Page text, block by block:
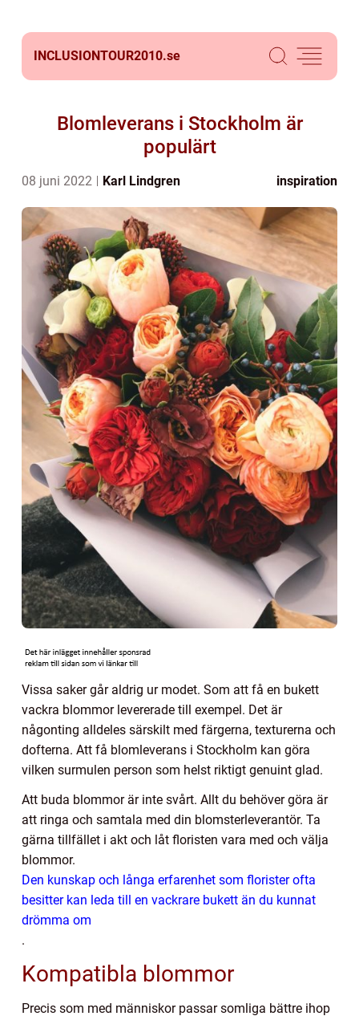
INCLUSIONTOUR2010.se
Blomleverans i Stockholm är
populärt
08 juni 2022 Karl Lindgren inspiration
Vissa saker går aldrig ur modet. Som att få en bukett
vackra blommor levererade till exempel. Det är
någonting alldeles särskilt med färgerna, texturerna och
dofterna. Att få blomleverans i Stockholm kan göra
vilken surmulen person som helst riktigt genuint glad.
Att buda blommor är inte svårt. Allt du behöver göra är
att ringa och samtala med din blomsterleverantör. Ta
gärna tillfället i akt och låt floristen vara med och välja
blommor.
Den kunskap och långa erfarenhet som florister ofta
besitter kan leda till en vackrare bukett än du kunnat
drömma om
.
Kompatibla blommor
Precis som med människor passar somliga bättre ihop